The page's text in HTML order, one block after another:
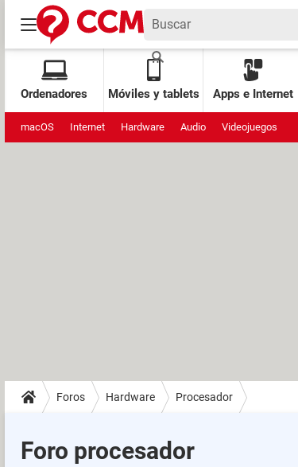
Ordenadores Móviles y tablets Apps e Internet
macOS Internet Hardware Audio Videojuegos
Foros Hardware Procesador
Foro procesador